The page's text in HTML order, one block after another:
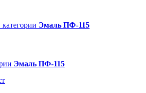
Эмаль ПФ-115
Эмаль ПФ-115